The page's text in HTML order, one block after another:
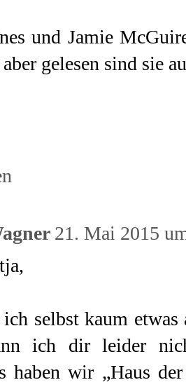
und Jamie
gelesen sind sie
21. Mai 2015
selbst kaum
ich dir leider
haben wir „Haus